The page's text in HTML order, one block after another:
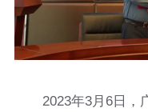
2023年3月6日，